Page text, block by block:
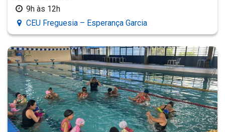
9h às 12h
CEU Freguesia – Esperança Garcia